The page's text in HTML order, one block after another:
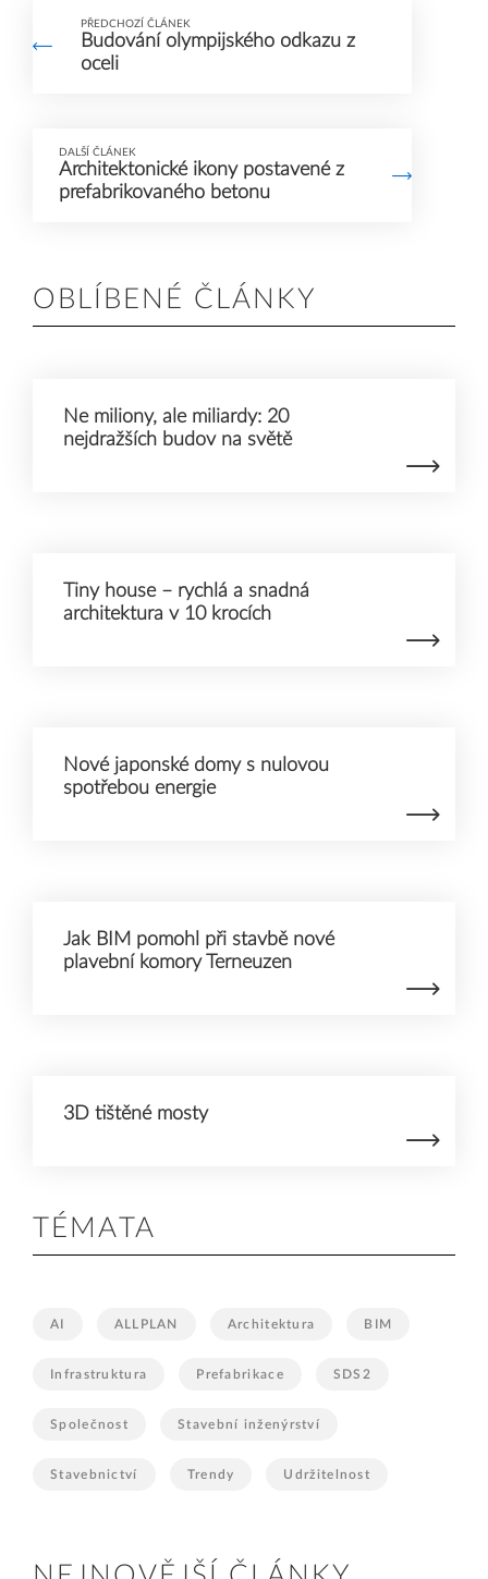
PŘEDCHOZÍ ČLÁNEK
Budování olympijského odkazu z
oceli
DALŠÍ ČLÁNEK
Architektonické ikony postavené z
prefabrikovaného betonu
OBLÍBENÉ ČLÁNKY
Ne miliony, ale miliardy: 20
nejdražších budov na světě
Tiny house – rychlá a snadná
architektura v 10 krocích
Nové japonské domy s nulovou
spotřebou energie
Jak BIM pomohl při stavbě nové
plavební komory Terneuzen
3D tištěné mosty
TÉMATA
AI ALLPLAN Architektura BIM
Infrastruktura Prefabrikace SDS2
Společnost Stavební inženýrství
Stavebnictví Trendy Udržitelnost